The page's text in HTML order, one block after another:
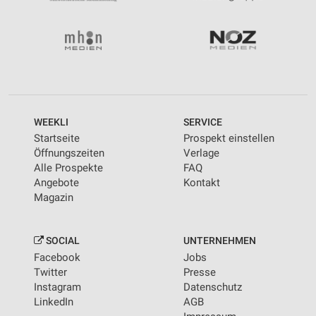
WEEKLI
Startseite
Öffnungszeiten
Alle Prospekte
Angebote
Magazin
SERVICE
Prospekt einstellen
Verlage
FAQ
Kontakt
SOCIAL
Facebook
Twitter
Instagram
LinkedIn
UNTERNEHMEN
Jobs
Presse
Datenschutz
AGB
Messung der Performance von Inhalten
Analyse von Zielgruppen durch Statistiken oder
Kombinationen von Daten aus verschiedenen
Inhalten
IAB-Besonderheiten:
Verwendung genauer Standortdaten
Geräte anhand von aktiv angeforderten
Nicht-IAB-Verarbeitungszwecke:
Notwendig
Performance